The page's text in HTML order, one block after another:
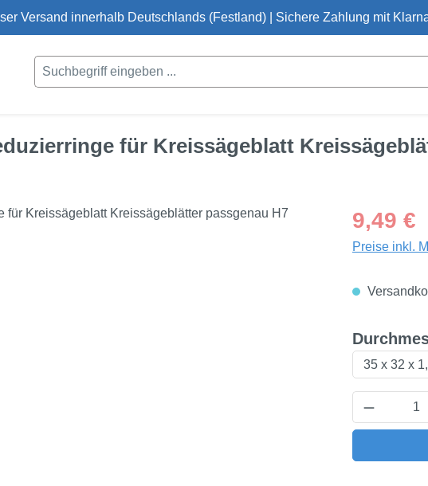
Versand innerhalb Deutschlands (Festland) | Sichere Zahlung mit
für Kreissägeblatt
Regulärer
9,49 €
Preise inkl.